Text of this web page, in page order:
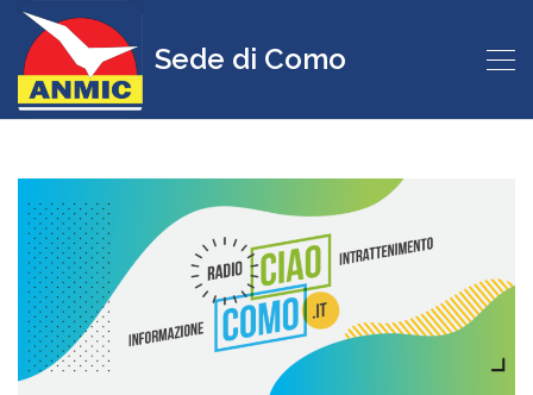
Sede di Como